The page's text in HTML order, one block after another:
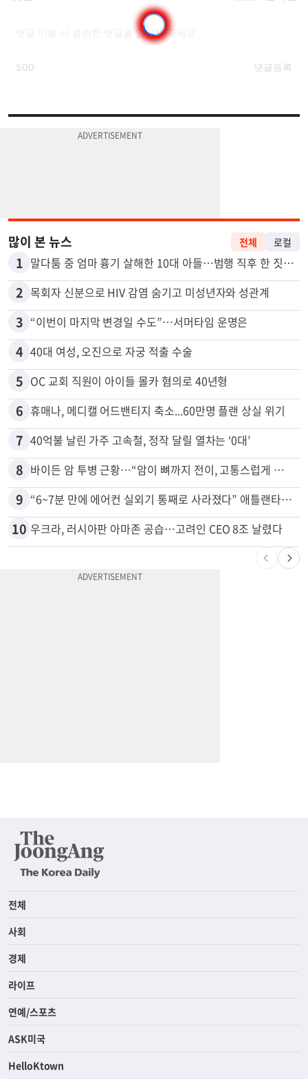
많이 본 뉴스 전체 로컬
1 말다툼 중 엄마 흉기 살해한 10대 아들…범행 직후 한 짓 충격
2 목회자 신분으로 HIV 감염 숨기고 미성년자와 성관계
3 “이번이 마지막 변경일 수도”…서머타임 운명은
4 40대 여성, 오진으로 자궁 적출 수술
5 OC 교회 직원이 아이들 몰카 혐의로 40년형
6 휴매나, 메디캘 어드밴티지 축소...60만명 플랜 상실 위기
7 40억불 날린 가주 고속철, 정작 달릴 열차는 ‘0대’
8 바이든 암 투병 근황…“암이 뼈까지 전이, 고통스럽게 투병 중”
9 “6~7분 만에 에어컨 실외기 통째로 사라졌다” 애틀랜타서 실외기 도난 급증
10 우크라, 러시아판 아마존 공습…고려인 CEO 8조 날렸다
전체
사회
경제
라이프
연예/스포츠
ASK미국
HelloKtown